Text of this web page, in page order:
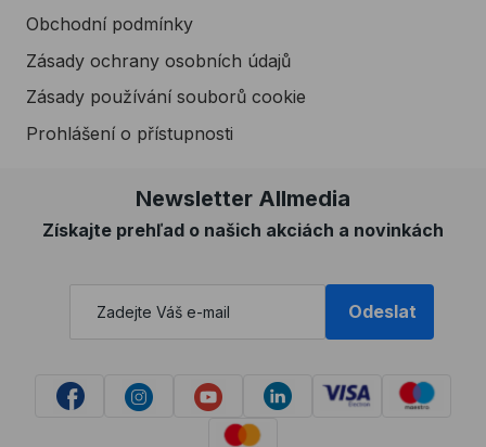
Obchodní podmínky
Zásady ochrany osobních údajů
Zásady používání souborů cookie
Prohlášení o přístupnosti
Newsletter Allmedia
Získajte prehľad o našich akciách a novinkách
Odeslat